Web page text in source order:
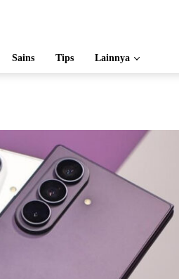
Sains Tips Lainnya